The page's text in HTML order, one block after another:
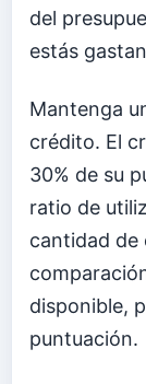
del
estás
Mantenga
crédito. El
30% de su
ratio de
cantidad de
disponible,
puntuación.